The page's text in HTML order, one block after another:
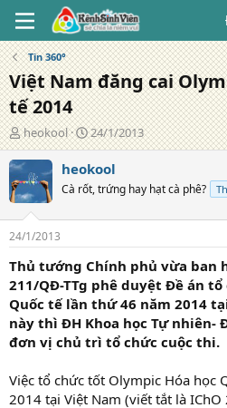
Tin 360°
Việt Nam đăng cai
tế 2014
T
á
c
g
i
ả
heokool
N
g
à
đ
g
24/1/2013
heokool
Cà rốt, trứng hay hạt cà phê?
24/1/2013
Thủ tướng Chính phủ vừa ban
211/QĐ-TTg phê duyệt Đề án
Quốc tế lần thứ 46 năm 2014
này thì ĐH Khoa học Tự nhiên-
đơn vị chủ trì tổ chức cuộc thi.
Việc tổ chức tốt Olympic Hóa học
2014 tại Việt Nam (viết tắt là